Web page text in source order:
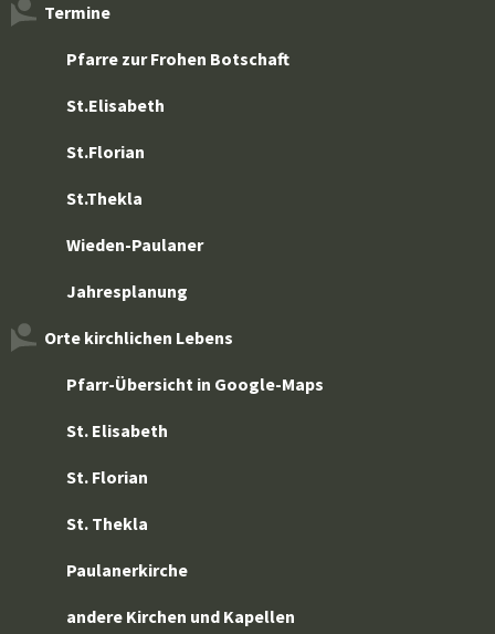
Termine
Pfarre zur Frohen Botschaft
St.Elisabeth
St.Florian
St.Thekla
Wieden-Paulaner
Jahresplanung
Orte kirchlichen Lebens
Pfarr-Übersicht in Google-Maps
St. Elisabeth
St. Florian
St. Thekla
Paulanerkirche
andere Kirchen und Kapellen